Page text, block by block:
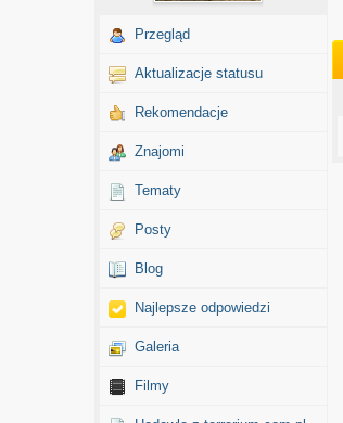
Przegląd
Aktualizacje statusu
Rekomendacje
Znajomi
Tematy
Posty
Blog
Najlepsze odpowiedzi
Galeria
Filmy